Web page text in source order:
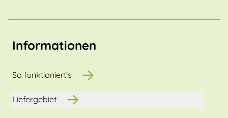
Informationen
So funktioniert's
Liefergebiet